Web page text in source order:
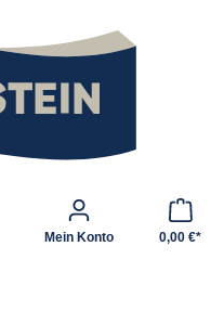
Mein Konto 0,00 €*